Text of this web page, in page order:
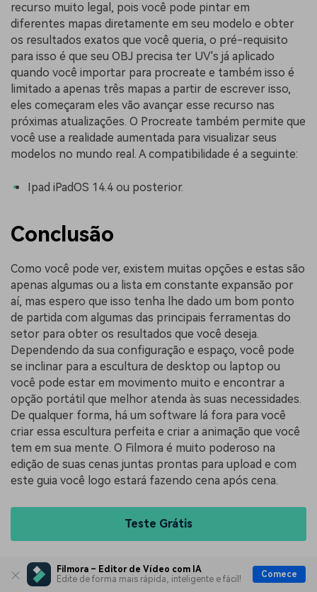
Filmora – Editor de Vídeo com IA
Edite de forma mais rápida, inteligente e fácil!
Comece
recurso muito legal, pois você pode pintar em
diferentes mapas diretamente em seu modelo e obter
os resultados exatos que você queria, o pré-requisito
para isso é que seu OBJ precisa ter UV's já aplicado
quando você importar para procreate e também isso é
limitado a apenas três mapas a partir de escrever isso,
eles começaram eles vão avançar esse recurso nas
próximas atualizações. O Procreate também permite que
você use a realidade aumentada para visualizar seus
modelos no mundo real. A compatibilidade é a seguinte:
Ipad iPadOS 14.4 ou posterior.
Conclusão
Como você pode ver, existem muitas opções e estas são
apenas algumas ou a lista em constante expansão por
aí, mas espero que isso tenha lhe dado um bom ponto
de partida com algumas das principais ferramentas do
setor para obter os resultados que você deseja.
Dependendo da sua configuração e espaço, você pode
se inclinar para a escultura de desktop ou laptop ou
você pode estar em movimento muito e encontrar a
opção portátil que melhor atenda às suas necessidades.
De qualquer forma, há um software lá fora para você
criar essa escultura perfeita e criar a animação que você
tem em sua mente. O Filmora é muito poderoso na
edição de suas cenas juntas prontas para upload e com
este guia você logo estará fazendo cena após cena.
Teste Grátis
João Pedro
Escritor Compartilhe: